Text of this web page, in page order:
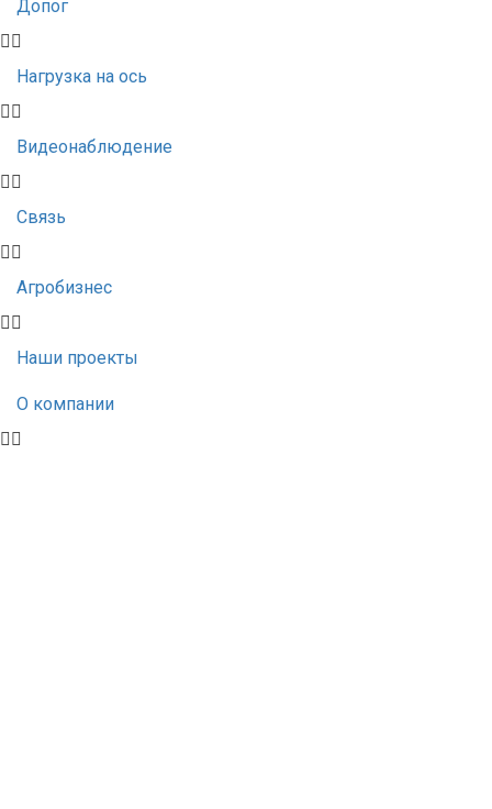
Допог
Нагрузка на ось
Видеонаблюдение
Связь
Агробизнес
Наши проекты
О компании